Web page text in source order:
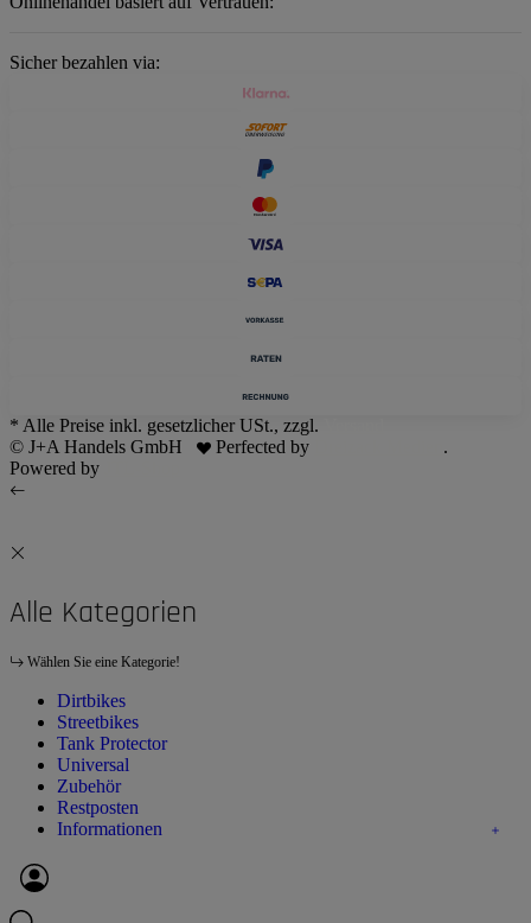
Sicher bezahlen via:
* Alle Preise inkl. gesetzlicher USt., zzgl.
© J+A Handels GmbH
Perfected by
.
Powered by
Alle Kategorien
Wählen Sie eine Kategorie!
Dirtbikes
Streetbikes
Tank Protector
Universal
Zubehör
Restposten
Informationen